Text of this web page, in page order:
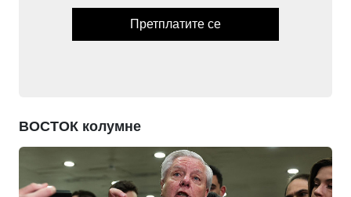
Претплатите се
ВОСТОК колумне